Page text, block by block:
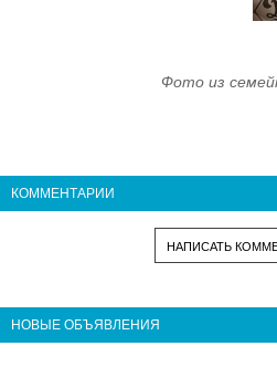
Фото из
КОММЕНТАРИИ
НАПИСАТЬ
НОВЫЕ ОБЪЯВЛЕНИЯ